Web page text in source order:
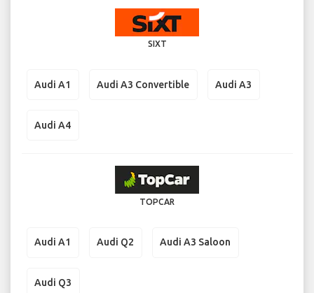
SIXT
Audi A1 Audi A3 Convertible Audi A3
Audi A4
TOPCAR
Audi A1 Audi Q2 Audi A3 Saloon
Audi Q3